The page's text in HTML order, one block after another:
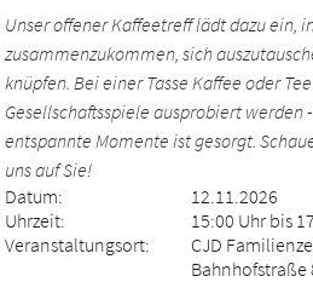
Unser offener Kaffeetreff lädt dazu ein,
zusammenzukommen, sich
knüpfen. Bei einer Tasse Kaffee oder
Gesellschaftsspiele ausprobiert werden
entspannte Momente ist gesorgt.
uns auf Sie!
Datum:
12.11.2026
Uhrzeit:
15:00 Uhr bis
Veranstaltungsort:
CJD
Bahnhofstraße